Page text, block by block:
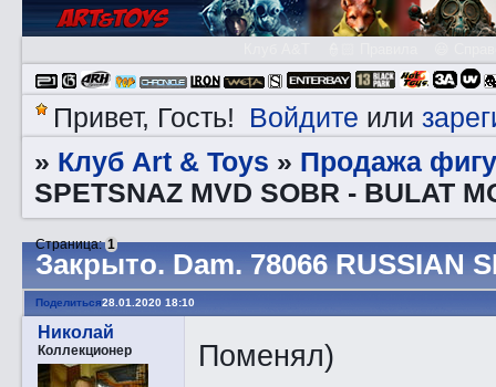
Привет, Гость! Войдите или
» Клуб Art & Toys » Продажа
SPETSNAZ MVD SOBR - BULAT
Закрытo. Dаm. 78066 RUSSIAN
Страница:1
Поделиться28.01.2020 18:10
Николай
Коллекционер
Поменял)